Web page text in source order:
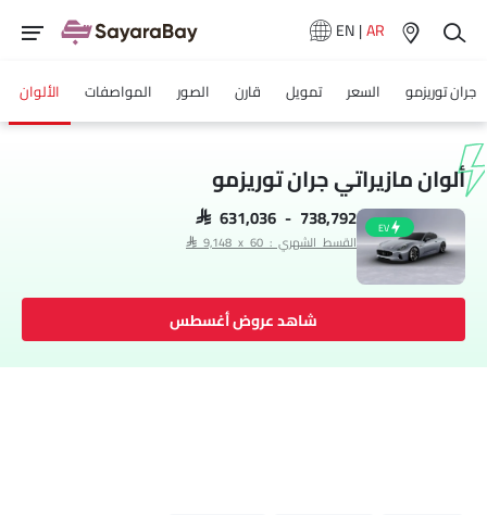
EN|AR
جران توريزمو السعر تمويل قارن الصور المواصفات الألوان
ألوان مازيراتي جران توريزمو
EV
SAR 631,036 - 738,792
القسط الشهري : SAR 9,148 x 60
شاهد عروض أغسطس